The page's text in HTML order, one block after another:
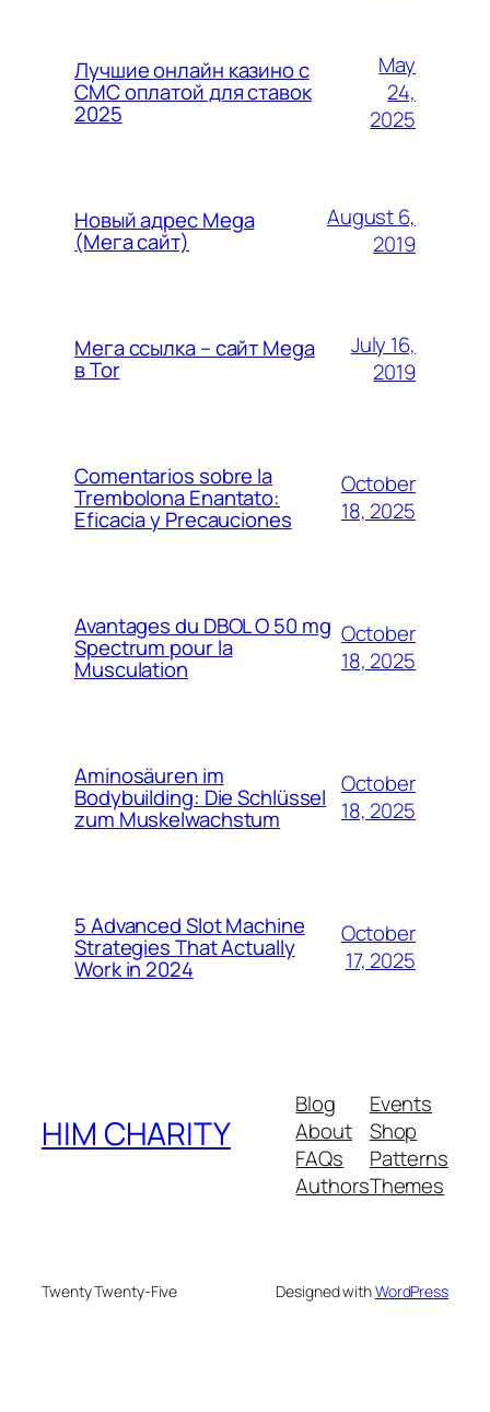
Лучшие онлайн казино с
СМС оплатой для ставок
2025
May
24,
2025
Новый адрес Mega
(Мега сайт)
August 6,
2019
Мега ссылка – сайт Mega
в Tor
July 16,
2019
Comentarios sobre la
Trembolona Enantato:
Eficacia y Precauciones
October
18, 2025
Avantages du DBOL O 50 mg
Spectrum pour la
Musculation
October
18, 2025
Aminosäuren im
Bodybuilding: Die Schlüssel
zum Muskelwachstum
October
18, 2025
5 Advanced Slot Machine
Strategies That Actually
Work in 2024
October
17, 2025
HIM CHARITY
Blog
About
FAQs
Authors
Events
Shop
Patterns
Themes
Twenty Twenty-Five Designed withWordPress